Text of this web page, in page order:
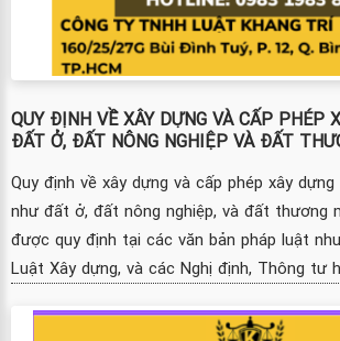
QUY ĐỊNH VỀ XÂY DỰNG VÀ CẤP PHÉP
ĐẤT Ở, ĐẤT NÔNG NGHIỆP VÀ ĐẤT
Quy định về xây dựng và cấp phép xây
như đất ở, đất nông nghiệp, và đất thương
được quy định tại các văn bản pháp luật
Luật Xây dựng, và các Nghị định, Thông tư